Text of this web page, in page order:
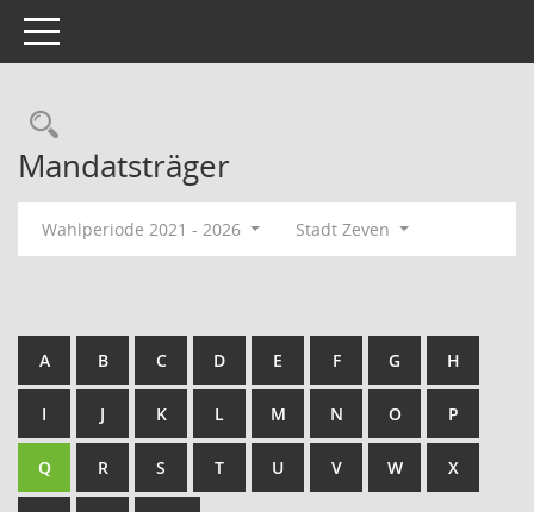
Toggle navigation
Rechercheauswahl
Mandatsträger
Wahlperiode 2021 - 2026 Stadt Zeven
A B C D E F G H
I J K L M N O P
Q R S T U V W X